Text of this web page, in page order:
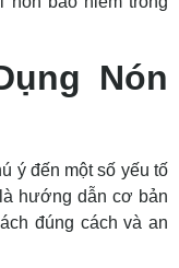
Nón
ý đến một số yếu tố
hướng dẫn cơ bản
đúng cách và an